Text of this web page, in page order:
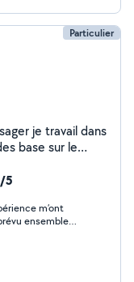
Particulier
je travail dans
base sur le
5
m’ont